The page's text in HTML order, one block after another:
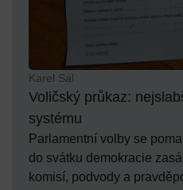
Karel Sál
Voličský průkaz:
systému
Parlamentní volby se
do svátku demokracie
komisí, podvody a